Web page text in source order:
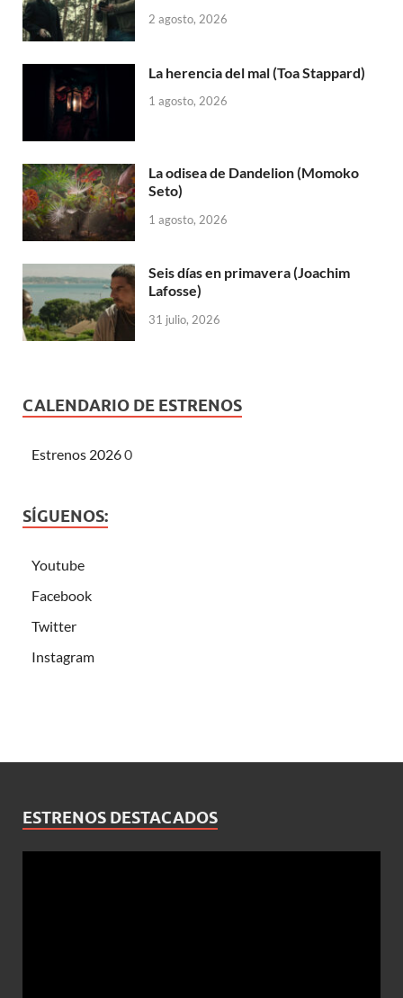
2 agosto, 2026
La herencia del mal (Toa Stappard)
1 agosto, 2026
La odisea de Dandelion (Momoko
Seto)
1 agosto, 2026
Seis días en primavera (Joachim
Lafosse)
31 julio, 2026
CALENDARIO DE ESTRENOS
Estrenos 20260
SÍGUENOS:
Youtube
Facebook
Twitter
Instagram
ESTRENOS DESTACADOS